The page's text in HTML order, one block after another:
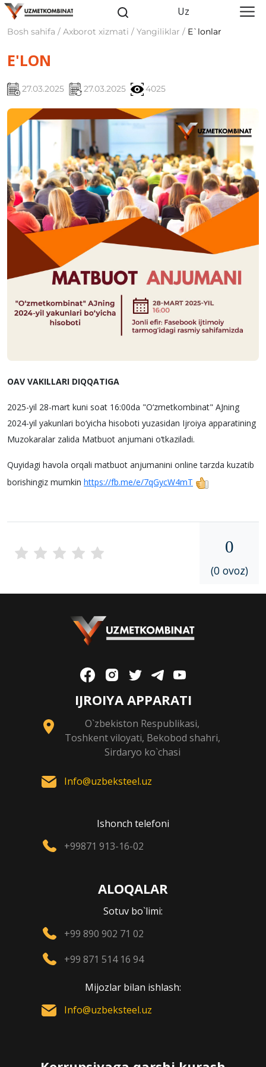
Uz
Bosh sahifa / Axborot xizmati / Yangiliklar / E`lonlar
E'LON
27.03.2025 27.03.2025 4025
OAV VAKILLARI DIQQATIGA
2025-yil 28-mart kuni soat 16:00da "O‘zmetkombinat" AJning
2024-yil yakunlari bo‘yicha hisoboti yuzasidan Ijroiya apparatining
Muzokaralar zalida Matbuot anjumani o‘tkaziladi.
Quyidagi havola orqali matbuot anjumanini online tarzda kuzatib
borishingiz mumkin https://fb.me/e/7qGycW4mT
0
(0 ovoz)
IJROIYA APPARATI
O`zbekiston Respublikasi,
Toshkent viloyati, Bekobod shahri,
Sirdaryo ko`chasi
Info@uzbeksteel.uz
Ishonch telefoni
+99871 913-16-02
ALOQALAR
Sotuv bo`limi:
+99 890 902 71 02
+99 871 514 16 94
Mijozlar bilan ishlash:
Info@uzbeksteel.uz